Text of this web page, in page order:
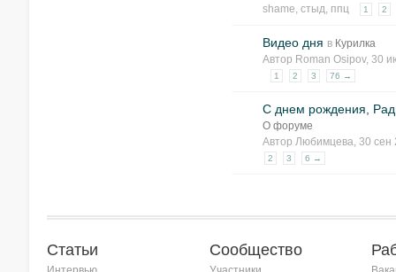
shame, стыд, ппц 1 2
Видео дня в Курилка
Автор Roman Osipov, 30
1 2 3 76 →
С днем рождения,
О форуме
Автор Любимцева, 30
2 3 6 →
Статьи Сообщество